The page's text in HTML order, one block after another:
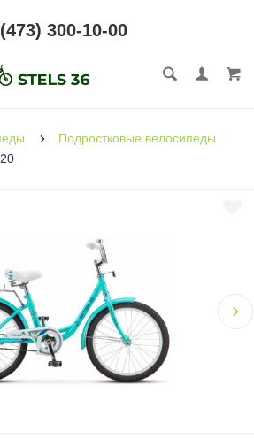
300-10-00
Подростковые велосипеды